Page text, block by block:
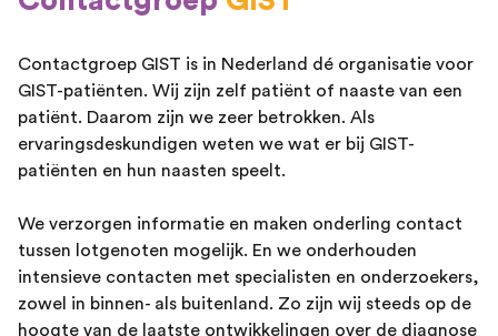
Contactgroep GIST is in Nederland dé organisatie voor
GIST-patiënten. Wij zijn zelf patiënt of naaste van een
patiënt. Daarom zijn we zeer betrokken. Als
ervaringsdeskundigen weten we wat er bij GIST-
patiënten en hun naasten speelt.
We verzorgen informatie en maken onderling contact
tussen lotgenoten mogelijk. En we onderhouden
intensieve contacten met specialisten en onderzoekers,
zowel in binnen- als buitenland. Zo zijn wij steeds op de
hoogte van de laatste ontwikkelingen over de diagnose